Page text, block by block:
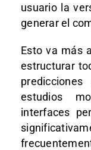
usuario la
generar el
Esto va más
estructurar
estudios
interfaces